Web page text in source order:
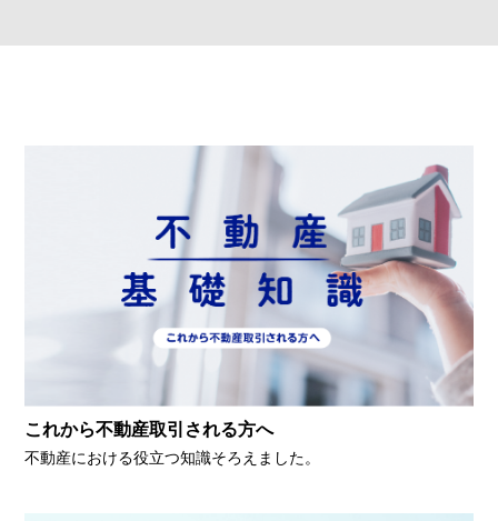
これから不動産取引される方へ
不動産における役立つ知識そろえました。